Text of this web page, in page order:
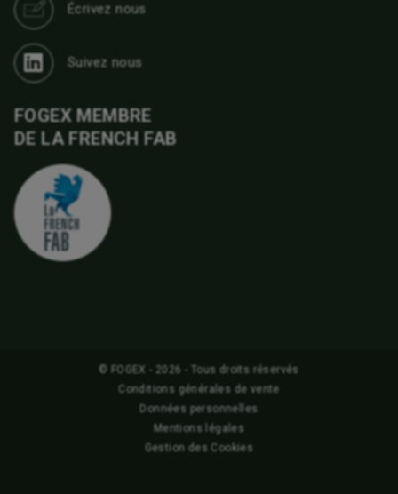
Écrivez nous
Suivez nous
FOGEX MEMBRE
DE LA FRENCH FAB
© FOGEX - 2026 - Tous droits réservés
Conditions générales de vente
Données personnelles
Mentions légales
Gestion des Cookies